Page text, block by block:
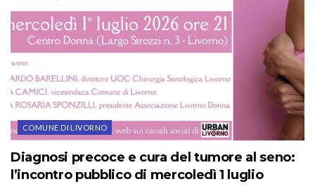
COMUNE DI LIVORNO
Diagnosi precoce e cura del tumore al seno:
l’incontro pubblico di mercoledì 1 luglio